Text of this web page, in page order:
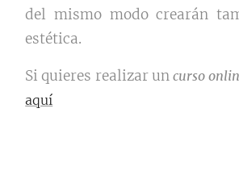
del mismo modo crearán
estética.
Si quieres realizar un curso
aquí